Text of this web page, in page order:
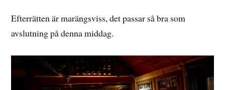
Efterrätten är marängsviss, det passar så bra som
avslutning på denna middag.